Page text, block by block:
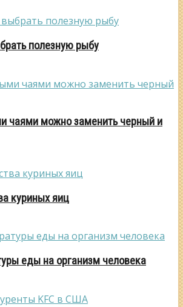
полезную рыбу
чаями можно заменить черный и
куриных яиц
еды на организм человека